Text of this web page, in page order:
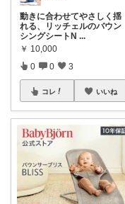
動きに合わせてやさしく揺
れる、リッチェルのバウン
シングシートN ...
￥ 10,000
0 0 3
コレ いいね